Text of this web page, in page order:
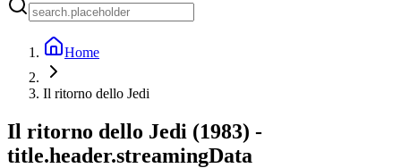
Home
Il ritorno dello Jedi
Il ritorno dello Jedi (1983) -
title.header.streamingData